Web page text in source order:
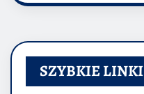
SZYBKIE LINKI